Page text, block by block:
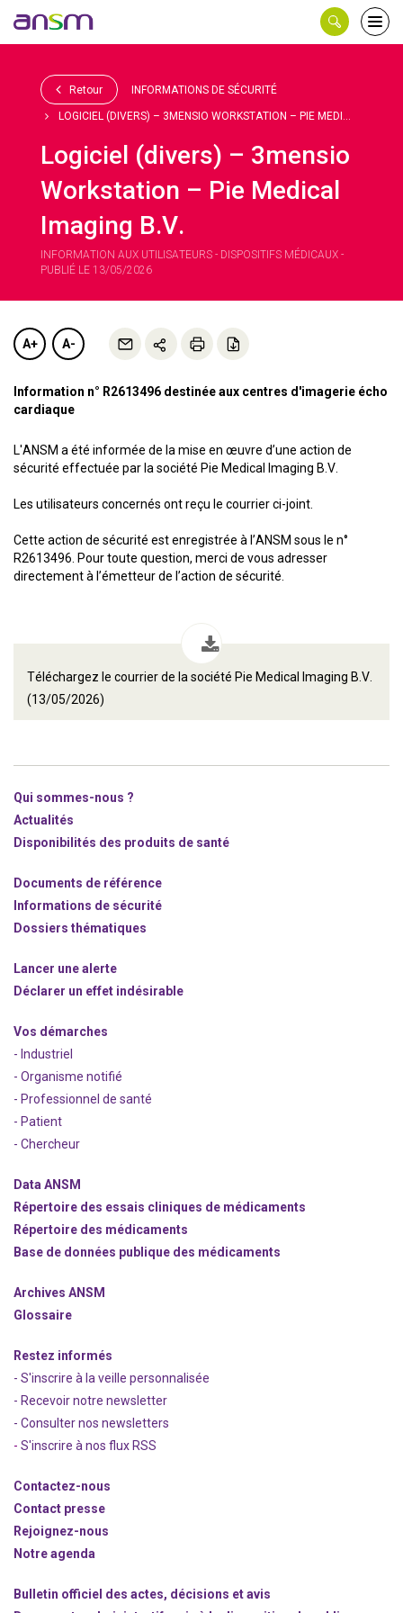
le
Retour INFORMATIONS DE SÉCURITÉ
LOGICIEL (DIVERS) – 3MENSIO WORKSTATION – PIE MEDI...
Logiciel (divers) – 3mensio
Workstation – Pie Medical
Imaging B.V.
INFORMATION AUX UTILISATEURS - DISPOSITIFS MÉDICAUX -
PUBLIÉ LE 13/05/2026
A+ A-
Information n° R2613496 destinée aux centres d'imagerie écho
cardiaque
L'ANSM a été informée de la mise en œuvre d’une action de
sécurité effectuée par la société Pie Medical Imaging B.V.
Les utilisateurs concernés ont reçu le courrier ci-joint.
Cette action de sécurité est enregistrée à l’ANSM sous le n°
R2613496. Pour toute question, merci de vous adresser
directement à l’émetteur de l’action de sécurité.
Téléchargez le courrier de la société Pie Medical Imaging B.V.
(13/05/2026)
Qui sommes-nous ?
Actualités
Disponibilités des produits de santé
Documents de référence
Informations de sécurité
Dossiers thématiques
Lancer une alerte
Déclarer un effet indésirable
Vos démarches
- Industriel
- Organisme notifié
- Professionnel de santé
- Patient
- Chercheur
Data ANSM
Répertoire des essais cliniques de médicaments
Répertoire des médicaments
Base de données publique des médicaments
Archives ANSM
Glossaire
Restez informés
- S'inscrire à la veille personnalisée
- Recevoir notre newsletter
- Consulter nos newsletters
- S'inscrire à nos flux RSS
Contactez-nous
Contact presse
Rejoignez-nous
Notre agenda
Bulletin officiel des actes, décisions et avis